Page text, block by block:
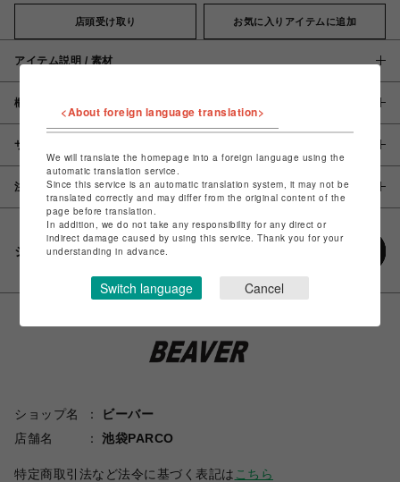
店頭受け取り お気に入りアイテムに追加
アイテム説明 / 素材
概要
サイズ
注意事項
シェアする
ショップ名
ビーバー
店舗名
池袋PARCO
特定商取引法など法令に基づく表記は こちら
<About foreign language translation>
We will translate the homepage into a foreign language using the
automatic translation service.
Since this service is an automatic translation system, it may not be
translated correctly and may differ from the original content of the
page before translation.
In addition, we do not take any responsibility for any direct or
indirect damage caused by using this service. Thank you for your
understanding in advance.
Switch language Cancel